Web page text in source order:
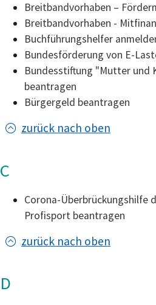
Breitbandvorhaben –
Breitbandvorhaben -
Buchführungshelfer
Bundesförderung von E-
Bundesstiftung "Mutter und
beantragen
Bürgergeld beantragen
zurück nach oben
C
Corona-Überbrückungshilfe
Profisport beantragen
zurück nach oben
D